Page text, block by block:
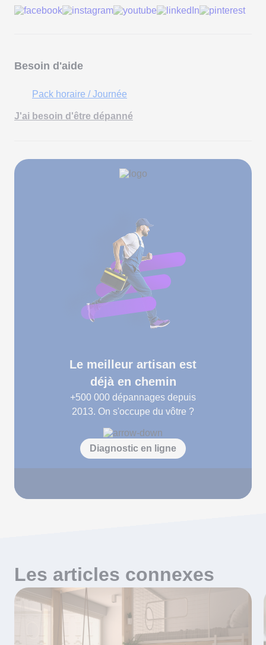
Besoin d'aide
Pack horaire / Journée
J'ai besoin d'être dépanné
Le meilleur artisan est
déjà en chemin
+500 000 dépannages depuis
2013. On s'occupe du vôtre ?
Diagnostic en ligne
Les articles connexes